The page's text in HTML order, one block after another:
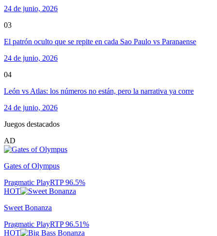
24 de junio, 2026
03
El patrón oculto que se repite en cada Sao Paulo vs Paranaense
24 de junio, 2026
04
León vs Atlas: los números no están, pero la narrativa ya corre
24 de junio, 2026
Juegos destacados
AD
Gates of Olympus
Pragmatic PlayRTP96.5%
HOT
Sweet Bonanza
Pragmatic PlayRTP96.51%
HOT